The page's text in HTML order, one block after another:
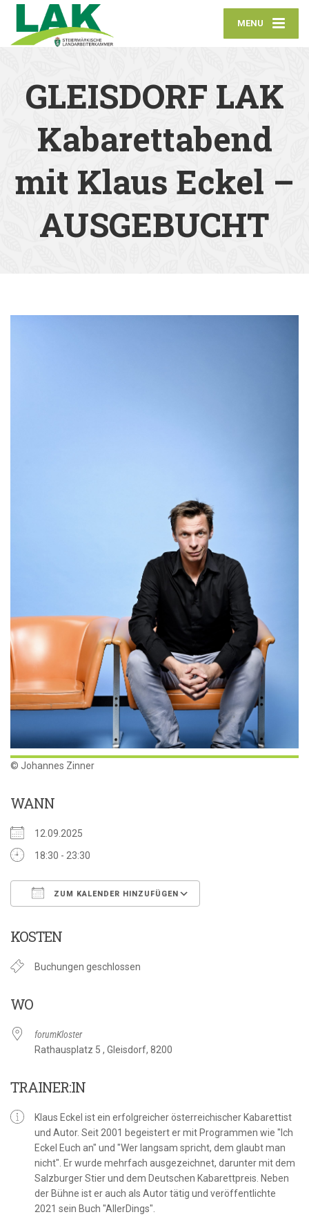
MENU
GLEISDORF LAK
Kabarettabend
mit Klaus Eckel –
AUSGEBUCHT
© Johannes Zinner
WANN
12.09.2025
18:30 - 23:30
ZUM KALENDER HINZUFÜGEN
KOSTEN
Buchungen geschlossen
WO
forumKloster
Rathausplatz 5 , Gleisdorf, 8200
TRAINER:IN
Klaus Eckel ist ein erfolgreicher österreichischer Kabarettist
und Autor. Seit 2001 begeistert er mit Programmen wie "Ich
Eckel Euch an" und "Wer langsam spricht, dem glaubt man
nicht". Er wurde mehrfach ausgezeichnet, darunter mit dem
Salzburger Stier und dem Deutschen Kabarettpreis. Neben
der Bühne ist er auch als Autor tätig und veröffentlichte
2021 sein Buch "AllerDings".